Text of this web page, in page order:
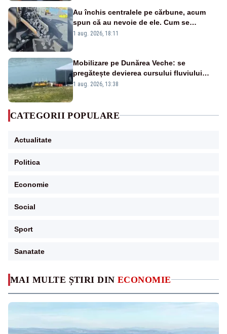
MAI MULTE ȘTIRI DIN ECONOMIE
Au închis centralele pe cărbune, acum
spun că au nevoie de ele. Cum se
pasează vina în plină criză energetică
1 aug. 2026, 18:11
Mobilizare pe Dunărea Veche: se
pregătește devierea cursului fluviului
către Cernavodă – VIDEO
1 aug. 2026, 13:38
CATEGORII POPULARE
Actualitate
Politica
Economie
Social
Sport
Sanatate